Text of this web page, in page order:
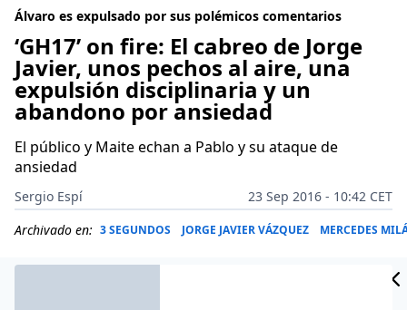
Álvaro es expulsado por sus polémicos comentarios
‘GH17’ on fire: El cabreo de Jorge
Javier, unos pechos al aire, una
expulsión disciplinaria y un
abandono por ansiedad
El público y Maite echan a Pablo y su ataque de
ansiedad
Sergio Espí
23 Sep 2016 - 10:42 CET
Archivado en: 3 SEGUNDOS JORGE JAVIER VÁZQUEZ MERCEDES